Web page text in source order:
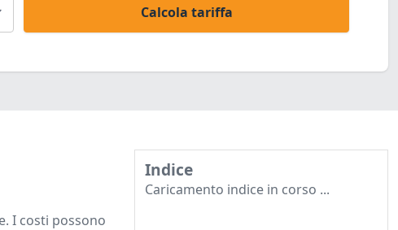
Calcola tariffa
I costi possono
Indice
Caricamento indice in corso ...